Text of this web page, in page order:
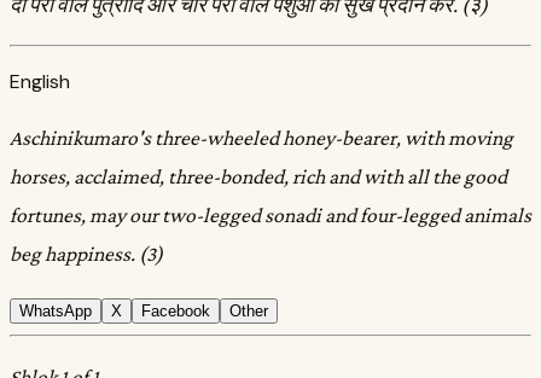
English
Aschinikumaro's three-wheeled honey-bearer, with moving
horses, acclaimed, three-bonded, rich and with all the good
fortunes, may our two-legged sonadi and four-legged animals
beg happiness. (3)
WhatsApp X Facebook Other